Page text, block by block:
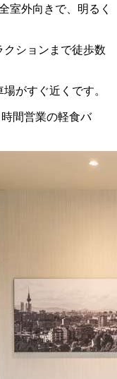
室外向きで、明るく
ションまで徒歩数
がすぐ近くです。
間営業の軽食バ